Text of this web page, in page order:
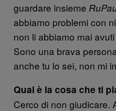
guardare insieme
abbiamo problemi con
non li abbiamo mai
Sono una brava
anche tu lo sei, non mi
Qual è la cosa che ti
Cerco di non giudicare.